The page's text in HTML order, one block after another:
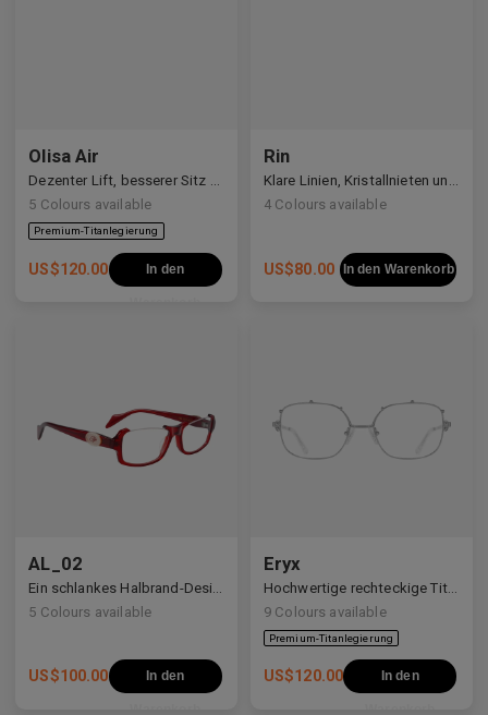
Premium-Titanlegierung
Olisa Air
5 Colours available
US$120.00 In den
Rin
4 Colours available
US$80.00 In den Warenkorb
AL_02
5 Colours available
US$100.00 In den
Eryx
Hochwertige rechteckige Titanrahmen, verziert mit weißen Zirkonia, die avantgardistisches Design und eine beeindruckende Brillanz präsentieren.
9 Colours available
US$120.00 In den